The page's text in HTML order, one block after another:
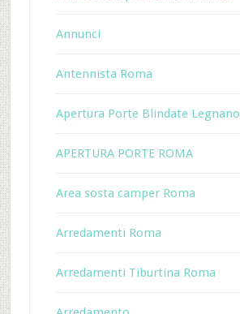
Annunci
Antennista Roma
Apertura Porte Blindate Legnano
APERTURA PORTE ROMA
Area sosta camper Roma
Arredamenti Roma
Arredamenti Tiburtina Roma